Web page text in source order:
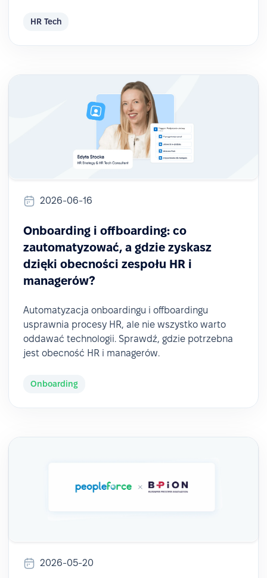
HR Tech
2026-06-16
Onboarding i offboarding: co
zautomatyzować, a gdzie zyskasz
dzięki obecności zespołu HR i
managerów?
Automatyzacja onboardingu i offboardingu
usprawnia procesy HR, ale nie wszystko warto
oddawać technologii. Sprawdź, gdzie potrzebna
jest obecność HR i managerów.
Onboarding
2026-05-20